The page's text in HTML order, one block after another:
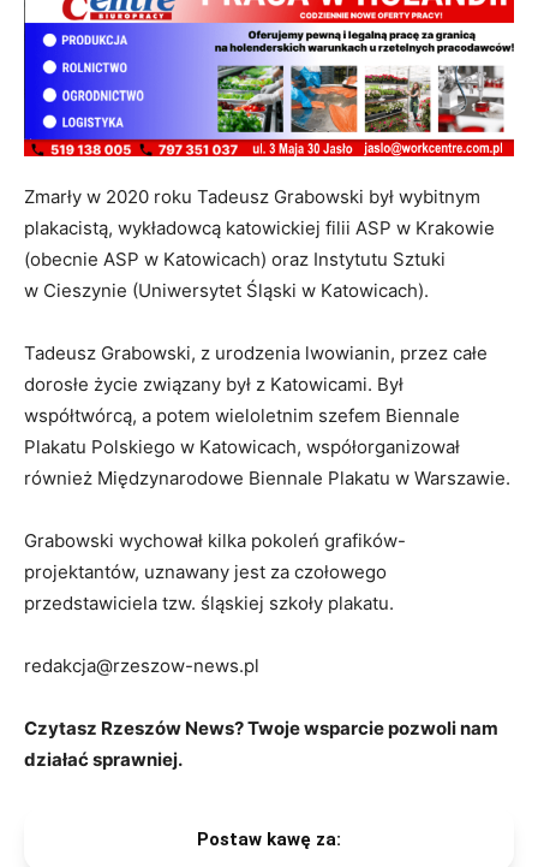
Zmarły w 2020 roku Tadeusz Grabowski był wybitnym
plakacistą, wykładowcą katowickiej filii ASP w Krakowie
(obecnie ASP w Katowicach) oraz Instytutu Sztuki
w Cieszynie (Uniwersytet Śląski w Katowicach).
Tadeusz Grabowski, z urodzenia lwowianin, przez całe
dorosłe życie związany był z Katowicami. Był
współtwórcą, a potem wieloletnim szefem Biennale
Plakatu Polskiego w Katowicach, współorganizował
również Międzynarodowe Biennale Plakatu w Warszawie.
Grabowski wychował kilka pokoleń grafików-
projektantów, uznawany jest za czołowego
przedstawiciela tzw. śląskiej szkoły plakatu.
redakcja@rzeszow-news.pl
Czytasz Rzeszów News? Twoje wsparcie pozwoli nam
działać sprawniej.
Postaw kawę za: